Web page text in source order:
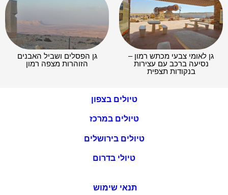
גן לאומי צבעי מכתש רמון –
נסיעה ברכב עם עצירות
בנקודות תצפית
גן הפסלים ושביל האבנים
הזוהרות מצפה רמון
טיולים בצפון
טיולים במרכז
טיולים בירושלים
טיולי בדרום
תנאי שימוש